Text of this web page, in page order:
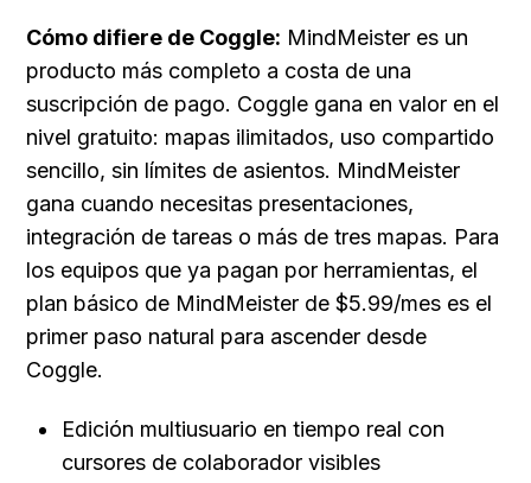
Cómo difiere de Coggle: MindMeister es un
producto más completo a costa de una
suscripción de pago. Coggle gana en valor en el
nivel gratuito: mapas ilimitados, uso compartido
sencillo, sin límites de asientos. MindMeister
gana cuando necesitas presentaciones,
integración de tareas o más de tres mapas. Para
los equipos que ya pagan por herramientas, el
plan básico de MindMeister de $5.99/mes es el
primer paso natural para ascender desde
Coggle.
Edición multiusuario en tiempo real con
cursores de colaborador visibles